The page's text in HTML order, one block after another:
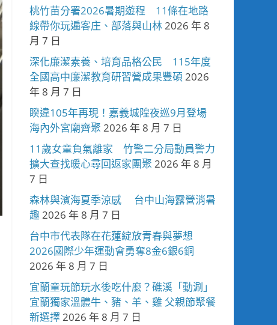
桃竹苗分署2026暑期遊程 11條在地路
線帶你玩遍客庄、部落與山林2026 年 8
月 7 日
深化廉潔素養、培育品格公民 115年度
全國高中廉潔教育研習營成果豐碩 2026
年 8 月 7 日
睽違105年再現！嘉義城隍夜巡9月登場
海內外宮廟齊聚 2026 年 8 月 7 日
11歲女童負氣離家 竹警二分局動員警力
擴大查找暖心尋回返家團聚 2026 年 8 月
7 日
森林與濱海夏季涼感 台中山海露營消暑
趣2026 年 8 月 7 日
台中市代表隊在花蓮綻放青春與夢想
2026國際少年運動會勇奪8金6銀6銅
2026 年 8 月 7 日
宜蘭童玩節玩水後吃什麼？礁溪「動涮」
宜蘭獨家溫體牛、豬、羊、雞 父親節聚餐
新選擇2026 年 8 月 7 日